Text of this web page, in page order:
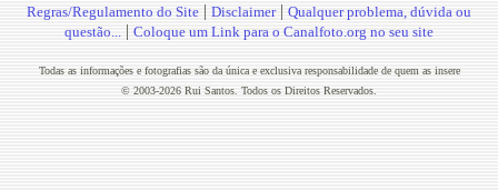
Regras/Regulamento do Site | Disclaimer| Qualquer problema, dúvida ou
questão... | Coloque um Link para o Canalfoto.org no seu site
Todas as informações e fotografias são da única e exclusiva responsabilidade de quem as insere
© 2003-2026 Rui Santos. Todos os Direitos Reservados.